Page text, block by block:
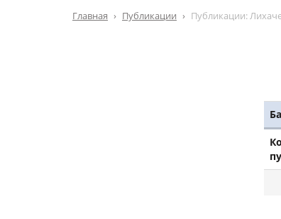
Главная Публикации Публикации: